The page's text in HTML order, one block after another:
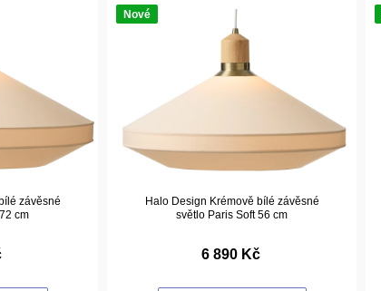
závěsné
cm
Nové
Halo Design Krémově bílé závěsné
světlo Paris Soft 56 cm
6 890 Kč